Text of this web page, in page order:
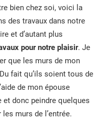
bien chez soi, voici la
des travaux dans notre
et d’autant plus
pour notre plaisir. Je
que les murs de mon
fait qu’ils soient tous de
de mon épouse
et donc peindre quelques
murs de l’entrée.